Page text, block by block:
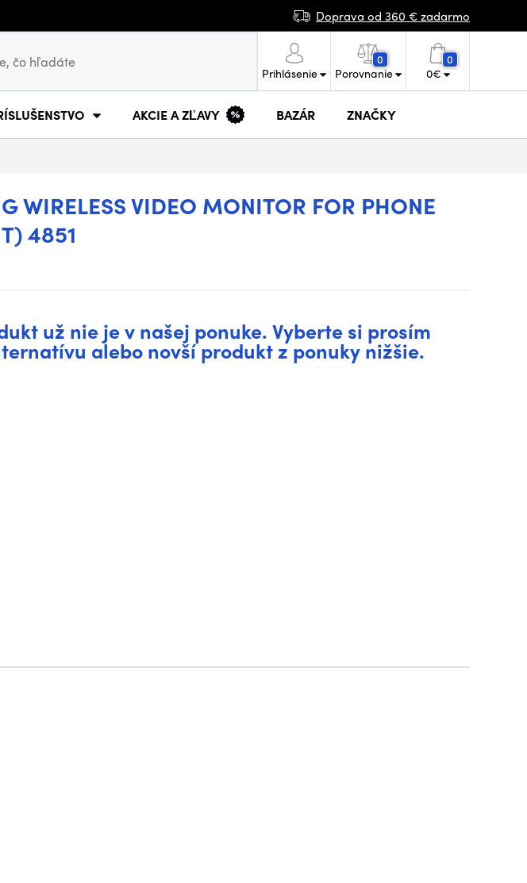
Doprava od 360 € zadarmo
Prihlásenie
0
Porovnanie
0
0€
AKCIE A ZĽAVY BAZÁR ZNAČKY
WIRELESS VIDEO MONITOR FOR PHONE
4851
už nie je v našej ponuke. Vyberte si prosím
alebo novší produkt z ponuky nižšie.